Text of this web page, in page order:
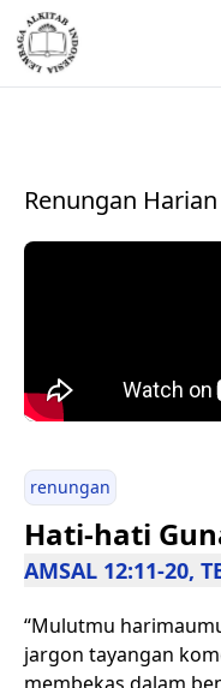
Renungan
renungan
Hati-hati
AMSAL 12:11-20,
“Mulutmu
jargon tayangan